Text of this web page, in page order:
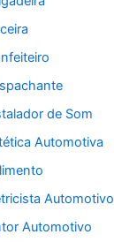
de Som
Automotiva
Automotivo
Automotivo